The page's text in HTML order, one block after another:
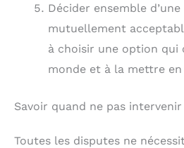
Décider ensemble
mutuellement
à choisir une option
monde et à la mettre
Savoir quand ne pas intervenir
Toutes les disputes ne